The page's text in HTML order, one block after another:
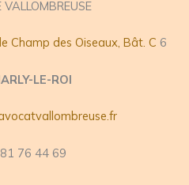
Champ des Oiseaux, Bât. C 6
LE-ROI
76 44 69